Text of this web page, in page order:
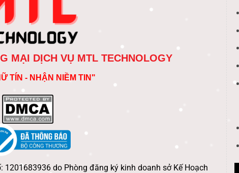
MẠI DỊCH VỤ MTL TECHNOLOGY
TÍN - NHẬN NIỀM TIN"
do Phòng đăng ký kinh doanh sở Kế Hoạch